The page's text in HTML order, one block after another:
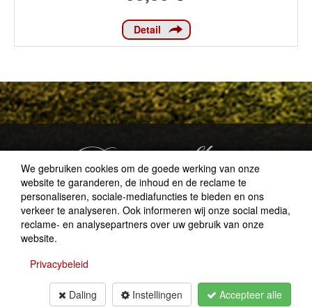
We gebruiken cookies om de goede werking van onze
website te garanderen, de inhoud en de reclame te
personaliseren, sociale-mediafuncties te bieden en ons
verkeer te analyseren. Ook informeren wij onze social media,
reclame- en analysepartners over uw gebruik van onze
website.
Privacybeleid
Daling Instellingen Accepteer alle
Detail
Lütticher Str. 118
B-4710 Lontzen